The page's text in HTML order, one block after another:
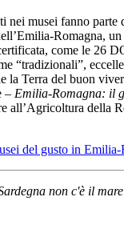
nei musei fanno parte
Romagna,
come le 26
“tradizionali”,
la Terra del buon
– Emilia-Romagna: il
all’Agricoltura della
del gusto in Emilia-
non c'è il mare